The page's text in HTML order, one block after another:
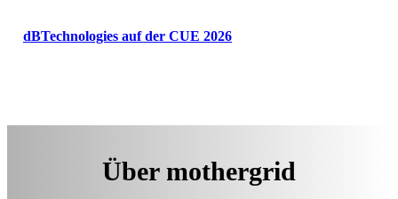
dBTechnologies auf der CUE 2026
Über mothergrid